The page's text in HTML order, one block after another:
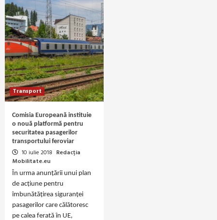
Transport
Comisia Europeană instituie
o nouă platformă pentru
securitatea pasagerilor
transportului feroviar
10 iulie 2018 Redacția
Mobilitate.eu
În urma anunțării unui plan
de acțiune pentru
îmbunătățirea siguranței
pasagerilor care călătoresc
pe calea ferată în UE,